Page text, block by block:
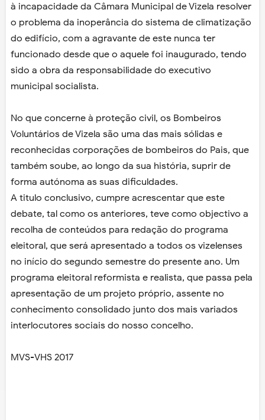
à incapacidade da Câmara Municipal de Vizela resolver
o problema da inoperância do sistema de climatização
do edifício, com a agravante de este nunca ter
funcionado desde que o aquele foi inaugurado, tendo
sido a obra da responsabilidade do executivo
municipal socialista.
No que concerne à proteção civil, os Bombeiros
Voluntários de Vizela são uma das mais sólidas e
reconhecidas corporações de bombeiros do Pais, que
também soube, ao longo da sua história, suprir de
forma autónoma as suas dificuldades.
A titulo conclusivo, cumpre acrescentar que este
debate, tal como os anteriores, teve como objectivo a
recolha de conteúdos para redação do programa
eleitoral, que será apresentado a todos os vizelenses
no início do segundo semestre do presente ano. Um
programa eleitoral reformista e realista, que passa pela
apresentação de um projeto próprio, assente no
conhecimento consolidado junto dos mais variados
interlocutores sociais do nosso concelho.
MVS-VHS 2017